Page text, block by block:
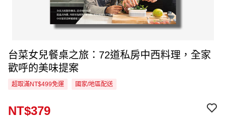
台菜女兒餐桌之旅：72道私房中西料理，全家
歡呼的美味提案
超取滿NT$499免運 國家/地區配送
NT$379